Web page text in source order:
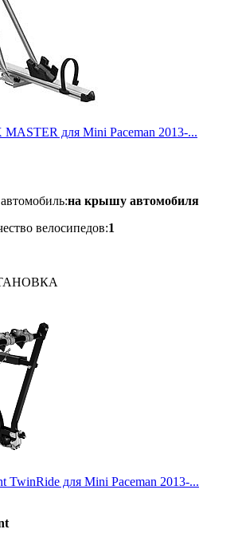
для Mini Paceman 2013-...
на крышу автомобиля
велосипедов:1
TwinRide для Mini Paceman 2013-...